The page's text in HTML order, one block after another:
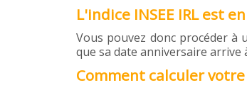
L'indice INSEE IRL est
Vous pouvez donc procéder à
que sa date anniversaire arrive
Comment calculer